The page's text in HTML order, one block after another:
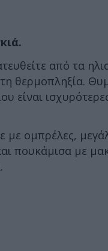
από τα
θερμοπληξία.
είναι
με ομπρέλες,
πουκάμισα με